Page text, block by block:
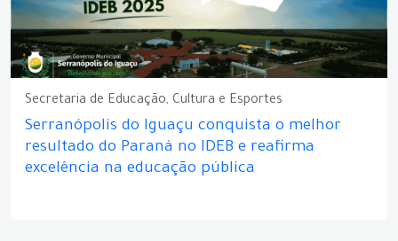
Secretaria de Educação, Cultura e Esportes
Serranópolis do Iguaçu conquista o melhor
resultado do Paraná no IDEB e reafirma
excelência na educação pública